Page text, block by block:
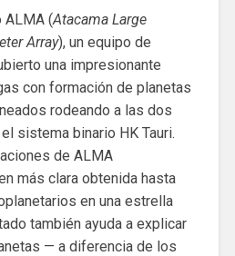
ALMA (Atacama Large
Array), un equipo de
una impresionante
con formación de planetas
rodeando a las dos
sistema binario HK Tauri.
de ALMA
más clara obtenida hasta
en una estrella
también ayuda a explicar
— a diferencia de los